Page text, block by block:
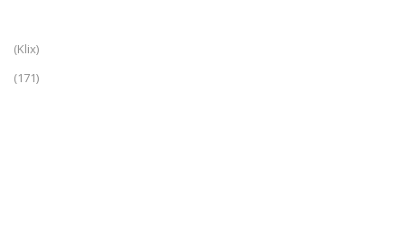
(Klix)
(171)